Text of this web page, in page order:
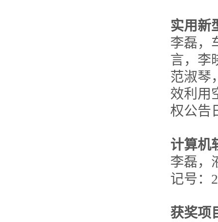
实用新
李磊，
言，李
范淑琴
效利用
权公告
计算机
李磊，
记号：
获奖项